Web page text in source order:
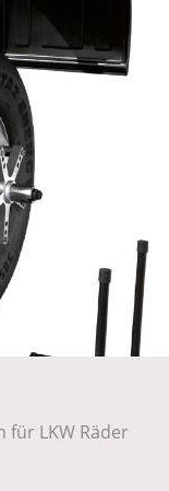
für LKW Räder